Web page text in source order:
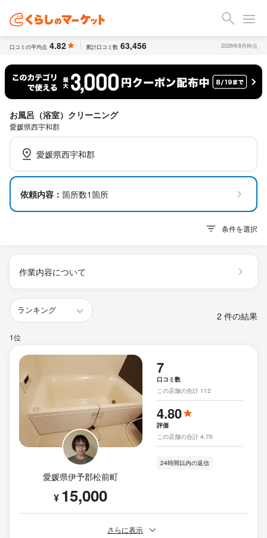
口コミの平均点 4.82 累計口コミ数 63,456 2026年8月時点
お風呂（浴室）クリーニング
愛媛県西宇和郡
愛媛県西宇和郡
依頼内容： 箇所数1箇所
条件を選択
作業内容について
2 件の結果
1位
愛媛県伊予郡松前町
¥ 15,000
7
口コミ数
この店舗の合計 112
4.80
評価
この店舗の合計 4.70
24時間以内の返信
さらに表示